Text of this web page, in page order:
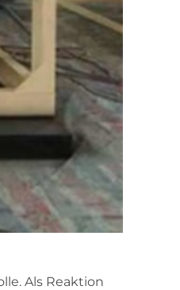
Als Reaktion